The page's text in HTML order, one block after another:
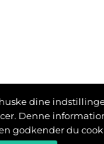
dine
Denne
godkender du